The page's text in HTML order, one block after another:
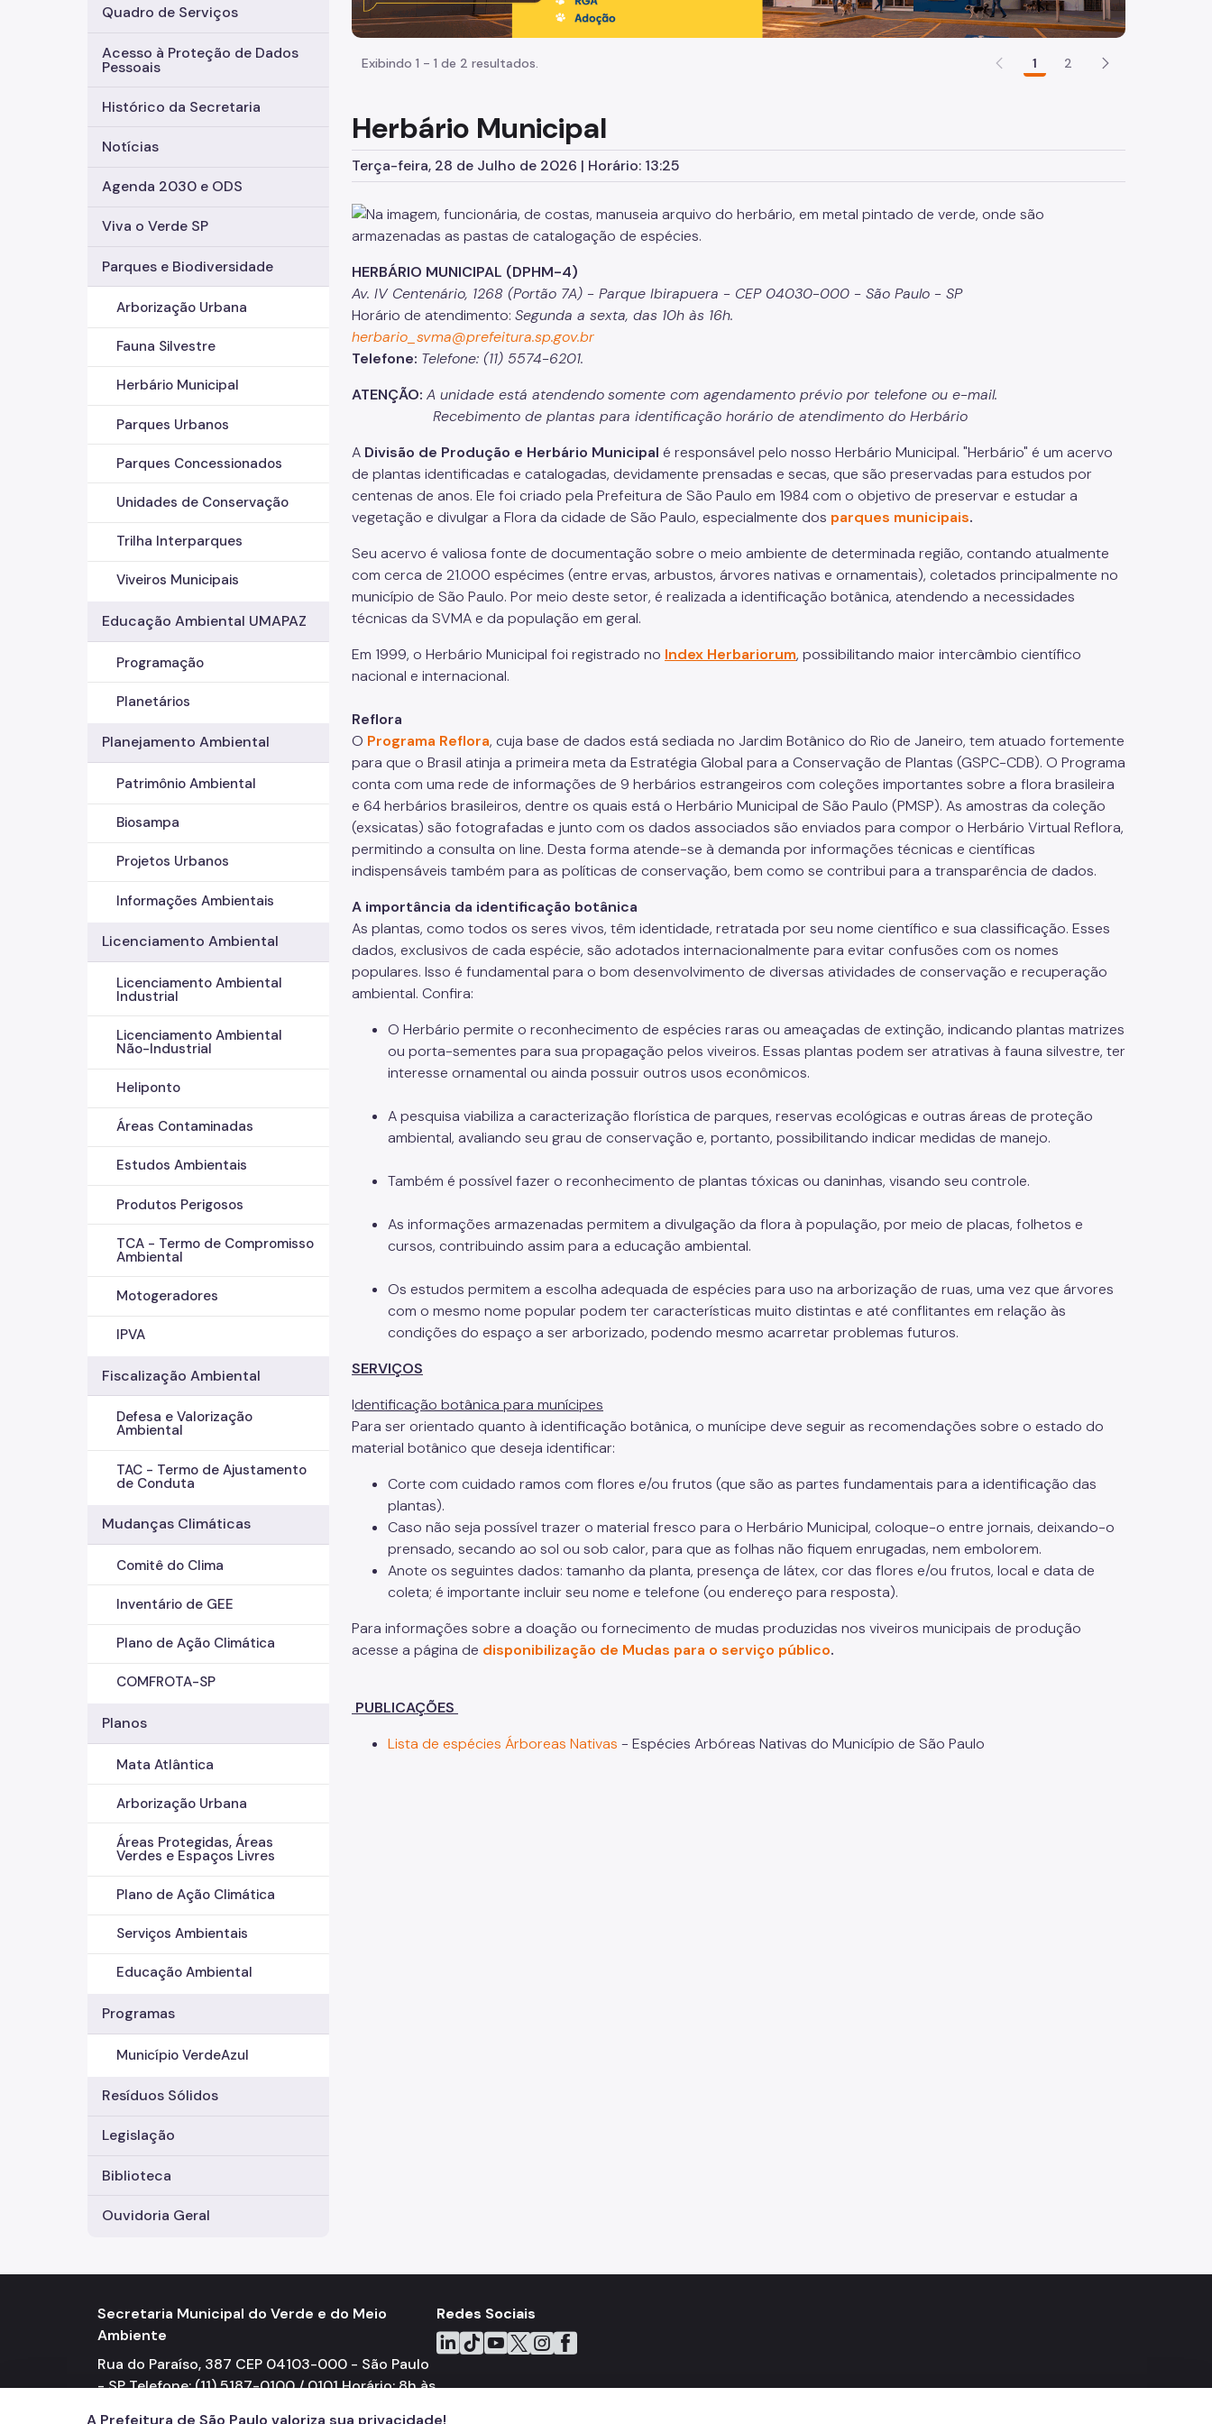
Quadro de Serviços
Acesso à Proteção de Dados
Pessoais
Histórico da Secretaria
Notícias
Agenda 2030 e ODS
Viva o Verde SP
Parques e Biodiversidade
Arborização Urbana
Fauna Silvestre
Herbário Municipal
Parques Urbanos
Parques Concessionados
Unidades de Conservação
Trilha Interparques
Viveiros Municipais
Educação Ambiental UMAPAZ
Programação
Planetários
Planejamento Ambiental
Patrimônio Ambiental
Biosampa
Projetos Urbanos
Informações Ambientais
Licenciamento Ambiental
Licenciamento Ambiental
Industrial
Licenciamento Ambiental
Não-Industrial
Heliponto
Áreas Contaminadas
Estudos Ambientais
Produtos Perigosos
TCA - Termo de Compromisso
Ambiental
Motogeradores
IPVA
Fiscalização Ambiental
Defesa e Valorização
Ambiental
TAC - Termo de Ajustamento
de Conduta
Mudanças Climáticas
Comitê do Clima
Inventário de GEE
Plano de Ação Climática
COMFROTA-SP
Planos
Mata Atlântica
Arborização Urbana
Áreas Protegidas, Áreas
Verdes e Espaços Livres
Plano de Ação Climática
Serviços Ambientais
Educação Ambiental
Programas
Município VerdeAzul
Resíduos Sólidos
Legislação
Biblioteca
Ouvidoria Geral
Exibindo 1 - 1 de 2 resultados. 1 2
Herbário Municipal
Terça-feira, 28 de Julho de 2026 | Horário: 13:25
HERBÁRIO MUNICIPAL (DPHM-4)
Av. IV Centenário, 1268 (Portão 7A) - Parque Ibirapuera - CEP 04030-000 - São Paulo - SP
Horário de atendimento: Segunda a sexta, das 10h às 16h.
herbario_svma@prefeitura.sp.gov.br
Telefone: Telefone: (11) 5574-6201.
ATENÇÃO: A unidade está atendendosomente com agendamento prévio por telefone ou e-mail.
Recebimento de plantas para identificação horário de atendimento do Herbário
A Divisão de Produção e Herbário Municipal é responsável pelo nosso Herbário Municipal. "Herbário" é um acervo
de plantas identificadas e catalogadas, devidamente prensadas e secas, que são preservadas para estudos por
centenas de anos. Ele foi criado pela Prefeitura de São Paulo em 1984 com o objetivo de preservar e estudar a
vegetação e divulgar a Flora da cidade de São Paulo, especialmente dos parques municipais.
Seu acervo é valiosa fonte de documentação sobre o meio ambiente de determinada região, contando atualmente
com cerca de 21.000 espécimes (entre ervas, arbustos, árvores nativas e ornamentais), coletados principalmente no
município de São Paulo. Por meio deste setor, é realizada a identificação botânica, atendendo a necessidades
técnicas da SVMA e da população em geral.
Em 1999, o Herbário Municipal foi registrado no Index Herbariorum, possibilitando maior intercâmbio científico
nacional e internacional.
Reflora
O Programa Reflora, cuja base de dados está sediada no Jardim Botânico do Rio de Janeiro, tem atuado fortemente
para que o Brasil atinja a primeira meta da Estratégia Global para a Conservação de Plantas (GSPC-CDB). O Programa
conta com uma rede de informações de 9 herbários estrangeiros com coleções importantes sobre a flora brasileira
e 64 herbários brasileiros, dentre os quais está o Herbário Municipal de São Paulo (PMSP). As amostras da coleção
(exsicatas) são fotografadas e junto com os dados associados são enviados para compor o Herbário Virtual Reflora,
permitindo a consulta on line. Desta forma atende-se à demanda por informações técnicas e científicas
indispensáveis também para as políticas de conservação, bem como se contribui para a transparência de dados.
A importância da identificação botânica
As plantas, como todos os seres vivos, têm identidade, retratada por seu nome científico e sua classificação. Esses
dados, exclusivos de cada espécie, são adotados internacionalmente para evitar confusões com os nomes
populares. Isso é fundamental para o bom desenvolvimento de diversas atividades de conservação e recuperação
ambiental. Confira:
O Herbário permite o reconhecimento de espécies raras ou ameaçadas de extinção, indicando plantas matrizes
ou porta-sementes para sua propagação pelos viveiros. Essas plantas podem ser atrativas à fauna silvestre, ter
interesse ornamental ou ainda possuir outros usos econômicos.
A pesquisa viabiliza a caracterização florística de parques, reservas ecológicas e outras áreas de proteção
ambiental, avaliando seu grau de conservação e, portanto, possibilitando indicar medidas de manejo.
Também é possível fazer o reconhecimento de plantas tóxicas ou daninhas, visando seu controle.
As informações armazenadas permitem a divulgação da flora à população, por meio de placas, folhetos e
cursos, contribuindo assim para a educação ambiental.
Os estudos permitem a escolha adequada de espécies para uso na arborização de ruas, uma vez que árvores
com o mesmo nome popular podem ter características muito distintas e até conflitantes em relação às
condições do espaço a ser arborizado, podendo mesmo acarretar problemas futuros.
SERVIÇOS
Identificação botânica para munícipes
Para ser orientado quanto à identificação botânica, o munícipe deve seguir as recomendações sobre o estado do
material botânico que deseja identificar:
Corte com cuidado ramos com flores e/ou frutos (que são as partes fundamentais para a identificação das
plantas).
Caso não seja possível trazer o material fresco para o Herbário Municipal, coloque-o entre jornais, deixando-o
prensado, secando ao sol ou sob calor, para que as folhas não fiquem enrugadas, nem embolorem.
Anote os seguintes dados: tamanho da planta, presença de látex, cor das flores e/ou frutos, local e data de
coleta; é importante incluir seu nome e telefone (ou endereço para resposta).
Para informações sobre a doação ou fornecimento de mudas produzidas nos viveiros municipais de produção
acesse a página de disponibilização de Mudas para o serviço público.
PUBLICAÇÕES
Lista de espécies Árboreas Nativas - Espécies Arbóreas Nativas do Município de São Paulo
Secretaria Municipal do Verde e do Meio
Ambiente
Rua do Paraíso, 387 CEP 04103-000 - São Paulo
- SP Telefone: (11) 5187-0100 / 0101 Horário: 8h às
Redes Sociais
Icone do LinkedIn
Icone do TikTok
Icone do YouTube
Icone do X
Icone do Instagram
Icone do Facebook
A Prefeitura de São Paulo valoriza sua privacidade!